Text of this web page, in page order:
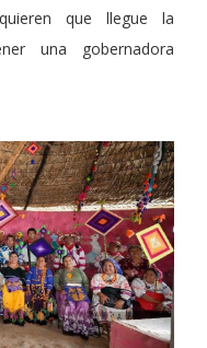
que llegue la
una gobernadora